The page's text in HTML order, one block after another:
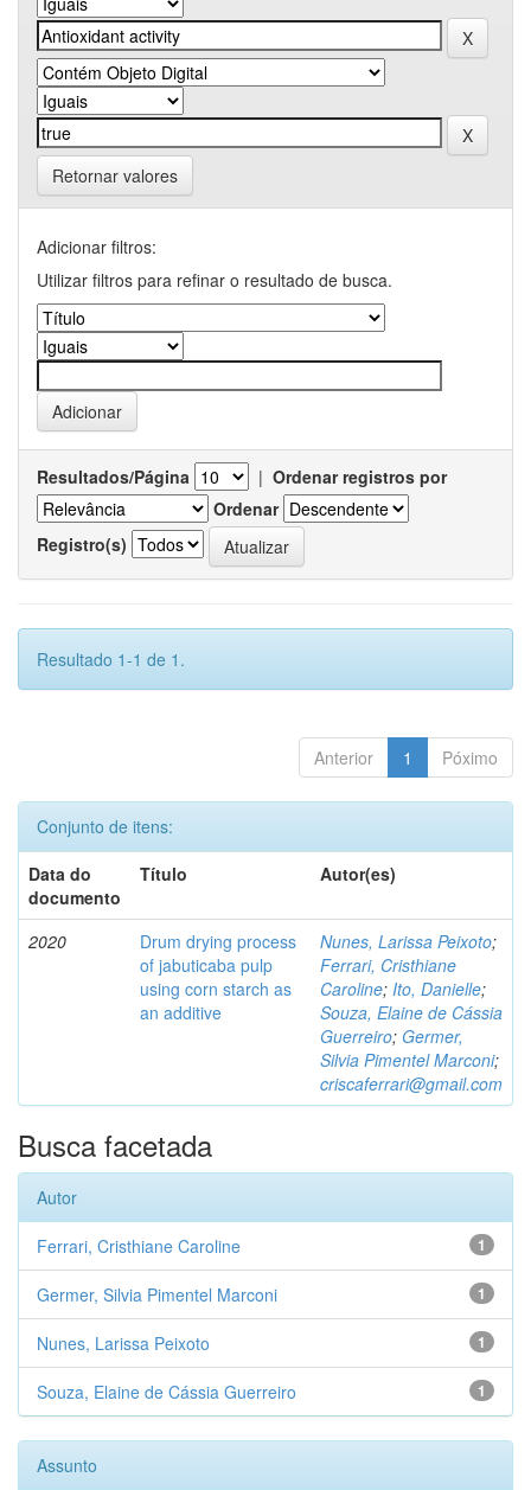
Retornar valores
Adicionar filtros:
Utilizar filtros para refinar o resultado de busca.
Resultados/Página | Ordenar registros por
Ordenar
Registro(s)
Resultado 1-1 de 1.
Anterior 1 Póximo
Conjunto de itens:
Data do
documento
Título Autor(es)
2020
Drum drying process
of jabuticaba pulp
using corn starch as
an additive
Nunes, Larissa Peixoto;
Ferrari, Cristhiane
Caroline; Ito, Danielle;
Souza, Elaine de Cássia
Guerreiro; Germer,
Silvia Pimentel Marconi;
criscaferrari@gmail.com
Busca facetada
Autor
1
Ferrari, Cristhiane Caroline
1
Germer, Silvia Pimentel Marconi
1
Nunes, Larissa Peixoto
1
Souza, Elaine de Cássia Guerreiro
Assunto